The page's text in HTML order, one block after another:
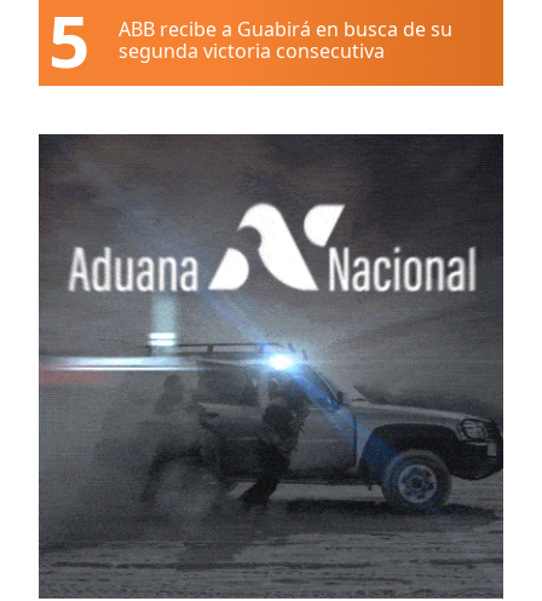
5
ABB recibe a Guabirá en busca de su
segunda victoria consecutiva